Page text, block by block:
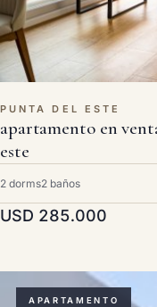
PUNTA DEL ESTE
apartamento en
este
2 dorms2 baños
USD 285.000
APARTAMENTO